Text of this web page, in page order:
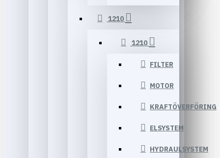
1210
1210
FILTER
MOTOR
KRAFTÖVERFÖRING
ELSYSTEM
HYDRAULSYSTEM